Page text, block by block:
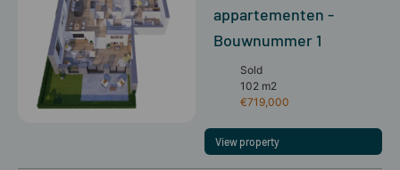
appartementen -
Bouwnummer 1
Sold
102 m2
€719,000
View property